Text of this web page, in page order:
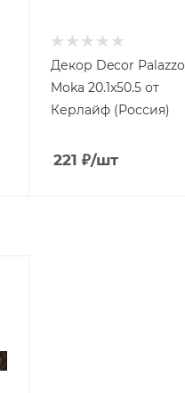
Декор Decor Palazzo
Moka 20.1x50.5 от
Керлайф (Россия)
221 ₽/шт